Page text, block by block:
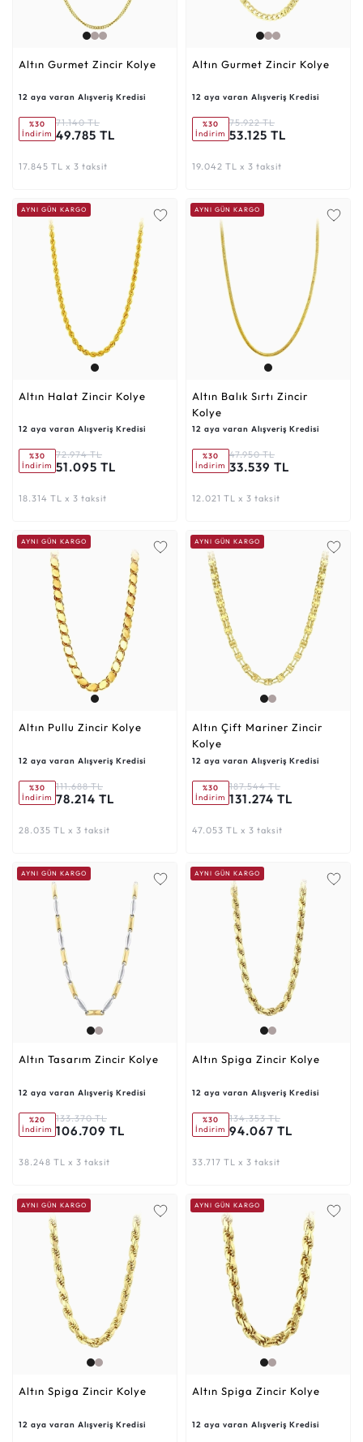
Altın Gurmet Zincir Kolye
12 aya varan Alışveriş Kredisi
%30
İndirim
71.140 TL
49.785 TL
17.845 TL x 3 taksit
Altın Gurmet Zincir Kolye
12 aya varan Alışveriş Kredisi
%30
İndirim
75.922 TL
53.125 TL
19.042 TL x 3 taksit
AYNI GÜN KARGO
Altın Halat Zincir Kolye
12 aya varan Alışveriş Kredisi
%30
İndirim
72.974 TL
51.095 TL
18.314 TL x 3 taksit
AYNI GÜN KARGO
Altın Balık Sırtı Zincir
Kolye
12 aya varan Alışveriş Kredisi
%30
İndirim
47.950 TL
33.539 TL
12.021 TL x 3 taksit
AYNI GÜN KARGO
Altın Pullu Zincir Kolye
12 aya varan Alışveriş Kredisi
%30
İndirim
111.688 TL
78.214 TL
28.035 TL x 3 taksit
AYNI GÜN KARGO
Altın Çift Mariner Zincir
Kolye
12 aya varan Alışveriş Kredisi
%30
İndirim
187.544 TL
131.274 TL
47.053 TL x 3 taksit
AYNI GÜN KARGO
Altın Tasarım Zincir Kolye
12 aya varan Alışveriş Kredisi
%20
İndirim
133.370 TL
106.709 TL
38.248 TL x 3 taksit
AYNI GÜN KARGO
Altın Spiga Zincir Kolye
12 aya varan Alışveriş Kredisi
%30
İndirim
134.353 TL
94.067 TL
33.717 TL x 3 taksit
AYNI GÜN KARGO
Altın Spiga Zincir Kolye
12 aya varan Alışveriş Kredisi
AYNI GÜN KARGO
Altın Spiga Zincir Kolye
12 aya varan Alışveriş Kredisi